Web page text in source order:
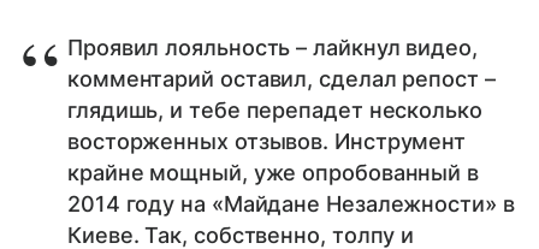
Проявил лояльность – лайкнул видео,
комментарий оставил, сделал репост –
глядишь, и тебе перепадет несколько
восторженных отзывов. Инструмент
крайне мощный, уже опробованный в
2014 году на «Майдане Незалежности» в
Киеве. Так, собственно, толпу и